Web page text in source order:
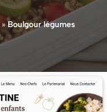
»Boulgour légumes